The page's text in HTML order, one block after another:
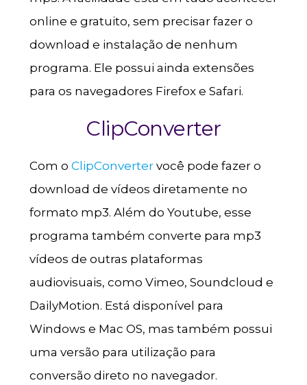
online e gratuito, sem precisar fazer o
download e instalação de nenhum
programa. Ele possui ainda extensões
para os navegadores Firefox e Safari.
ClipConverter
Com o ClipConvertervocê pode fazer o
download de vídeos diretamente no
formato mp3. Além do Youtube, esse
programa também converte para mp3
vídeos de outras plataformas
audiovisuais, como Vimeo, Soundcloud e
DailyMotion. Está disponível para
Windows e Mac OS, mas também possui
uma versão para utilização para
conversão direto no navegador.